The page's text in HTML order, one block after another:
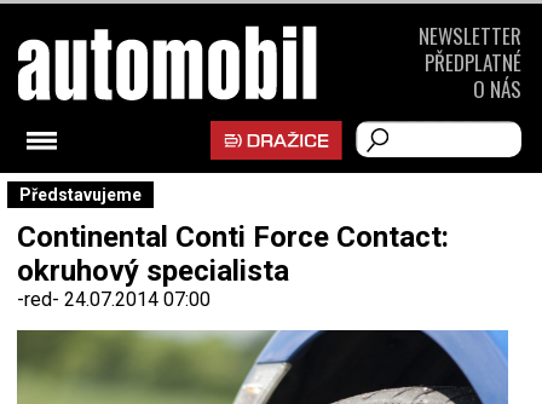
Představujeme
Continental Conti Force Contact:
okruhový specialista
-red- 24.07.2014 07:00
NEWSLETTER
PŘEDPLATNÉ
O NÁS